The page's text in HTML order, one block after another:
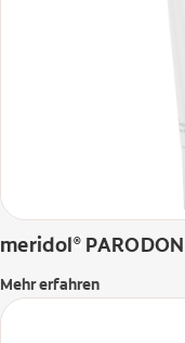
meridol®
Mehr erfahren